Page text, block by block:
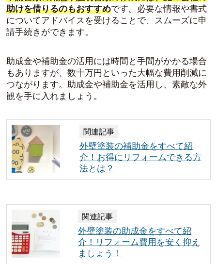
助けを借りるのもおすすめです。必要な情報や書式
についてアドバイスを受けることで、スムーズに申
請手続きができます。
助成金や補助金の活用には時間と手間がかかる場合
もありますが、数十万円といった大幅な費用削減に
つながります。助成金や補助金を活用し、素敵な外
観を手に入れましょう。
関連記事
外壁塗装の補助金をすべて紹
介！お得にリフォームできる方
法とは？
関連記事
外壁塗装の助成金をすべて紹
介！リフォーム費用を安く抑え
ましょう！